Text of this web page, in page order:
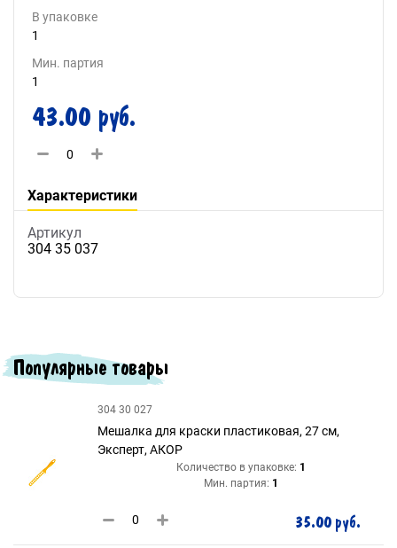
В упаковке
1
Мин. партия
1
43.00 руб.
Характеристики
Артикул
304 35 037
Популярные товары
304 30 027
Мешалка для краски пластиковая, 27 см,
Эксперт, АКОР
Количество в упаковке: 1
Мин. партия: 1
35.00 руб.